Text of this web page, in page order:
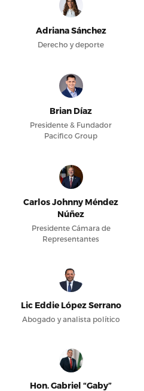
Adriana Sánchez
Derecho y deporte
Brian Díaz
Presidente & Fundador
Pacifico Group
Carlos Johnny Méndez
Núñez
Presidente Cámara de
Representantes
Lic Eddie López Serrano
Abogado y analista político
Hon. Gabriel “Gaby”